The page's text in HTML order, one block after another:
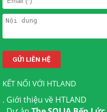
KẾT NỐI VỚI HTLAND
. Giới thiệu về HTLAND